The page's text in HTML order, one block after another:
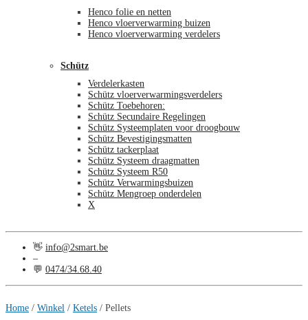
Henco folie en netten
Henco vloerverwarming buizen
Henco vloerverwarming verdelers
Schütz
Verdelerkasten
Schütz vloerverwarmingsverdelers
Schütz Toebehoren:
Schütz Secundaire Regelingen
Schütz Systeemplaten voor droogbouw
Schütz Bevestigingsmatten
Schütz tackerplaat
Schütz Systeem draagmatten
Schütz Systeem R50
Schütz Verwarmingsbuizen
Schütz Mengroep onderdelen
X
👋 info@2smart.be
–
💬 0474/34.68.40
Home / Winkel / Ketels / Pellets